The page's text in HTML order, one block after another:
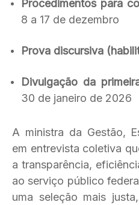
Procedimentos para
8 a 17 de dezembro
Prova discursiva
Divulgação da
30 de janeiro de 2026
A ministra da Gestão,
em entrevista coletiva
a transparência,
ao serviço público
uma seleção mais